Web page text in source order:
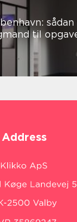
til
Address